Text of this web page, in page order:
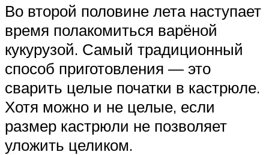
Во второй половине лета наступает
время полакомиться варёной
кукурузой. Самый традиционный
способ приготовления — это
сварить целые початки в кастрюле.
Хотя можно и не целые, если
размер кастрюли не позволяет
уложить целиком.